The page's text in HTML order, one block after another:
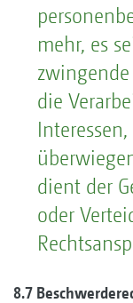
mehr, es
die
dient der
oder
8.7